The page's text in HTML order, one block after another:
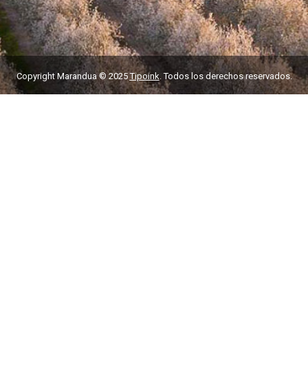
Copyright Marandua © 2025Tipoink . Todos los derechos reservados.